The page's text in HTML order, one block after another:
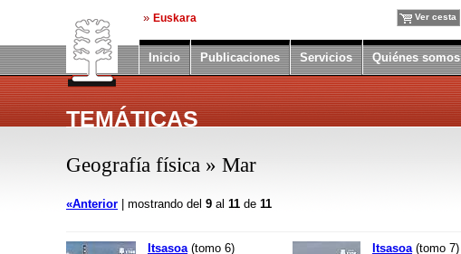
» Euskara
Inicio Publicaciones Servicios Quiénes somos
Ver cesta
TEMÁTICAS
Geografía física » Mar
«Anterior | mostrando del 9 al 11 de 11
Itsasoa (tomo 6)
Itsasoa (tomo 7)